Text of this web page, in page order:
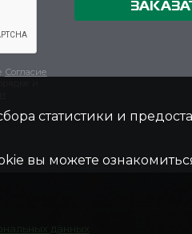
Согласие
данных
статистики и
вы можете